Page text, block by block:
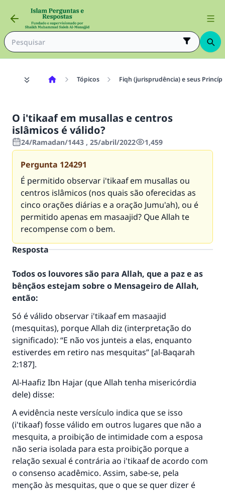
Tópicos Fiqh (jurisprudência) e seus
O i'tikaaf em musallas e centros
islâmicos é válido?
24/Ramadan/1443 , 25/abril/2022 1,459
Pergunta 124291
É permitido observar i'tikaaf em musallas ou
centros islâmicos (nos quais são oferecidas as
cinco orações diárias e a oração Jumu'ah), ou é
permitido apenas em masaajid? Que Allah te
recompense com o bem.
Resposta
Todos os louvores são para Allah, que a paz e as
bênçãos estejam sobre o Mensageiro de Allah,
então:
Só é válido observar i'tikaaf em masaajid
(mesquitas), porque Allah diz (interpretação do
significado): “E não vos junteis a elas, enquanto
estiverdes em retiro nas mesquitas” [al-Baqarah
2:187].
Al-Haafiz Ibn Hajar (que Allah tenha misericórdia
dele) disse:
A evidência neste versículo indica que se isso
(i'tikaaf) fosse válido em outros lugares que não a
mesquita, a proibição de intimidade com a esposa
não seria isolada para esta proibição porque a
relação sexual é contrária ao i'tikaaf de acordo com
o consenso acadêmico. Assim, sabe-se, pela
menção às mesquitas, que o que se quer dizer é